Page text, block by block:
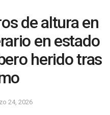
de altura en
en estado
herido tras
24, 2026